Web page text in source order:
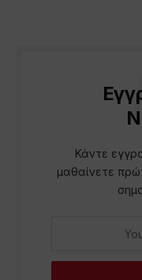
Κάντε
μαθαίνετε